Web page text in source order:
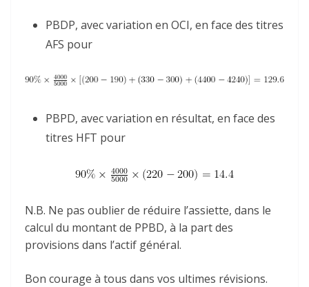
PBDP, avec variation en OCI, en face des titres
AFS pour
PBPD, avec variation en résultat, en face des
titres HFT pour
N.B. Ne pas oublier de réduire l’assiette, dans le
calcul du montant de PPBD, à la part des
provisions dans l’actif général.
Bon courage à tous dans vos ultimes révisions.